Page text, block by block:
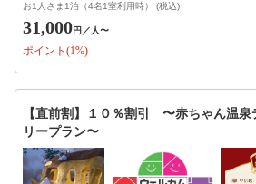
お1人さま1泊（4名1室利用時） (税込)
31,000円 ／人〜
ポイント(1%)
【直前割】１０％割引 〜赤ちゃん温泉
リープラン〜